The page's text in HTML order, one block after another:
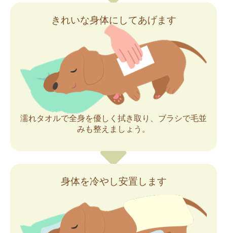
きれいな身体にしてあげます
濡れタオルで全身を優しく拭き取り、ブラシで毛並
みも整えましょう。
身体を冷やし安置します